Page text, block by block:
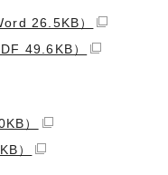
26.5KB）
49.6KB）
）
）